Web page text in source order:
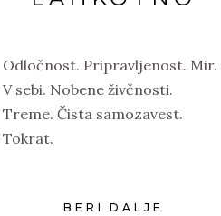
Odločnost. Pripravljenost. Mir.
V sebi. Nobene živčnosti.
Treme. Čista samozavest.
Tokrat.
BERI DALJE